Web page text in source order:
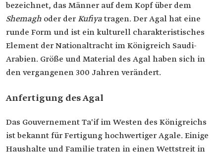
bezeichnet, das Männer auf dem Kopf über dem
Shemagh oder derKufiyatragen. Der Agal hat eine
runde Form und ist ein kulturell charakteristisches
Element der Nationaltracht im Königreich Saudi-
Arabien. Größe und Material des Agal haben sich in
den vergangenen 300 Jahren verändert.
Anfertigung des Agal
Das Gouvernement Ta'if im Westen des Königreichs
ist bekannt für Fertigung hochwertiger Agale. Einige
Haushalte und Familie traten in einen Wettstreit in